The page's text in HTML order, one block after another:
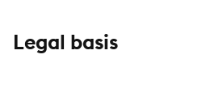
Legal basis